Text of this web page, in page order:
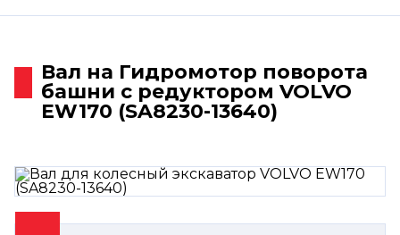
РЕМОНТ
ЦЕНЫ
КОНТАКТЫ
Вал на Гидромотор поворота
башни с редуктором VOLVO
EW170 (SA8230-13640)